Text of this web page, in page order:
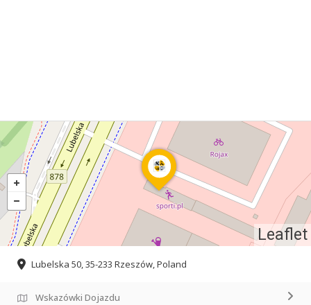
Leaflet
Lubelska 50, 35-233 Rzeszów, Poland
Wskazówki Dojazdu